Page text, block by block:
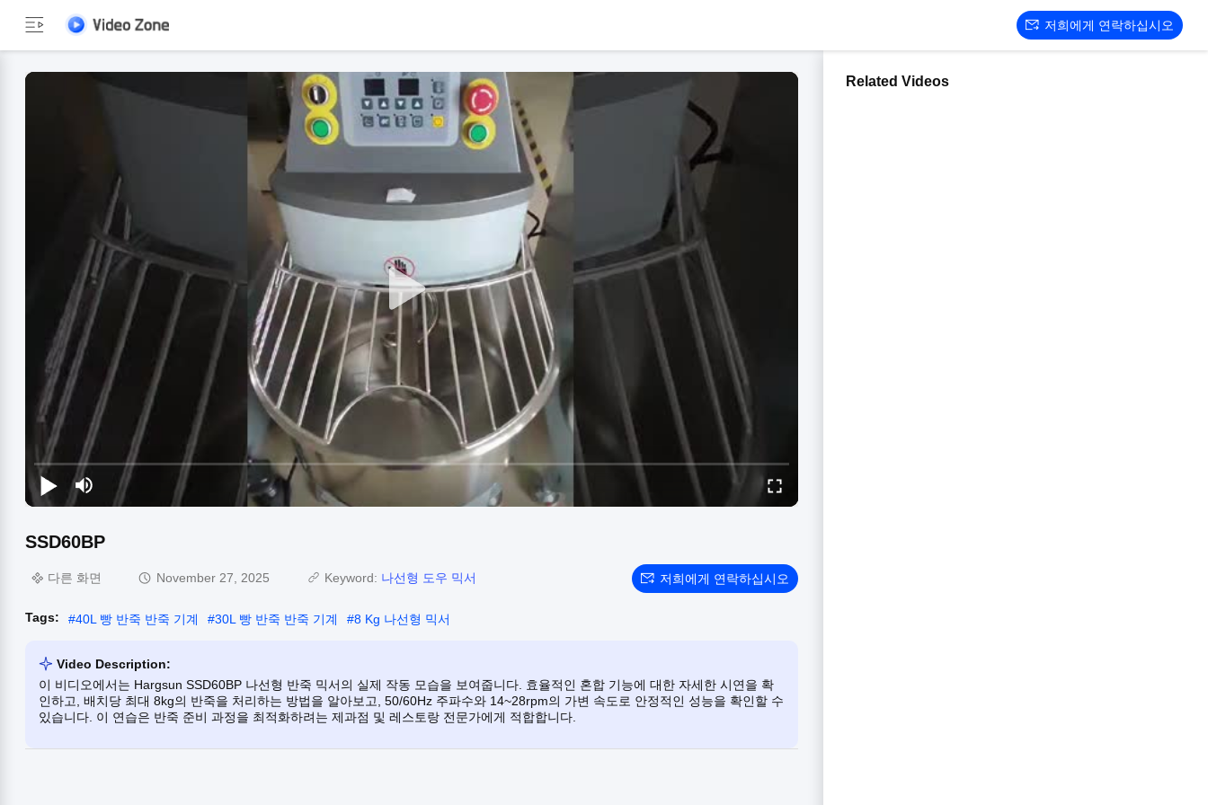
저희에게 연락하십시오
SSD60BP
다른 화면 November 27, 2025 Keyword: 나선형 도우 믹서 저희에게 연락하십시오
Tags: #40L 빵 반죽 반죽 기계 #30L 빵 반죽 반죽 기계 #8 Kg 나선형 믹서
Video Description:
이 비디오에서는 Hargsun SSD60BP 나선형 반죽 믹서의 실제 작동 모습을 보여줍니다. 효율적인 혼합 기능에 대한 자세한 시연을 확
인하고, 배치당 최대 8kg의 반죽을 처리하는 방법을 알아보고, 50/60Hz 주파수와 14~28rpm의 가변 속도로 안정적인 성능을 확인할 수
있습니다. 이 연습은 반죽 준비 과정을 최적화하려는 제과점 및 레스토랑 전문가에게 적합합니다.
Related Videos